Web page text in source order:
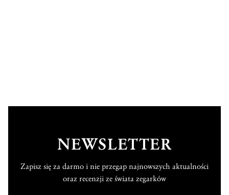
NEWSLETTER
Zapisz się za darmo i nie przegap najnowszych aktualności
oraz recenzji ze świata zegarków